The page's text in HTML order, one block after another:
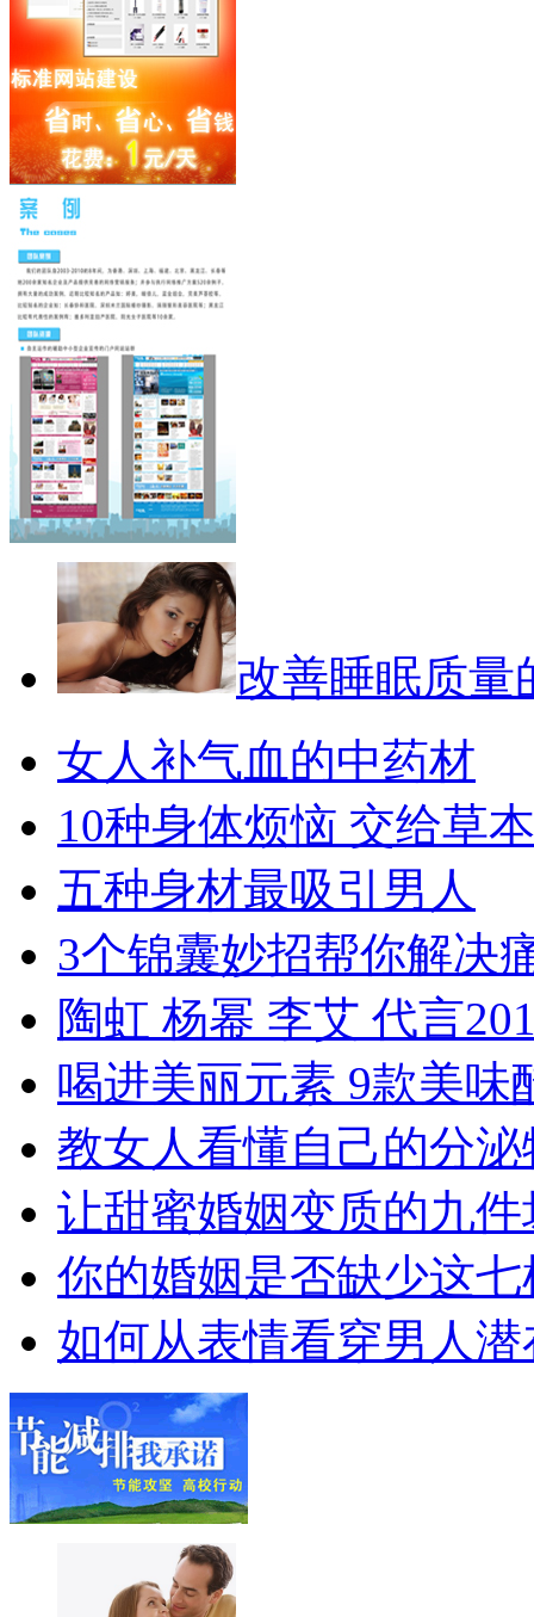
改善睡眠质量
女人补气血的中药材
10种身体烦恼 交给草
五种身材最吸引男人
3个锦囊妙招帮你解决
陶虹 杨幂 李艾 代言
喝进美丽元素 9款美味
教女人看懂自己的分泌
让甜蜜婚姻变质的九件
你的婚姻是否缺少这七
如何从表情看穿男人潜